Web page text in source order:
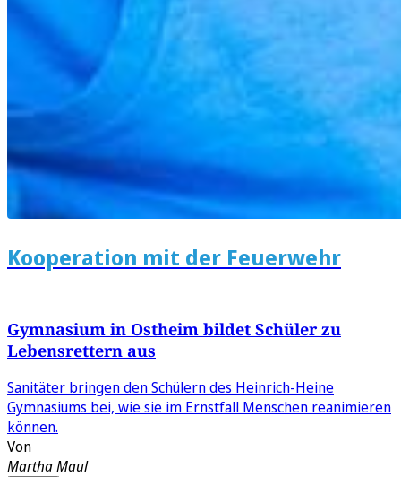
Kooperation mit der Feuerwehr
Gymnasium in Ostheim bildet Schüler zu
Lebensrettern aus
Sanitäter bringen den Schülern des Heinrich-Heine
Gymnasiums bei, wie sie im Ernstfall Menschen reanimieren
können.
Von
Martha Maul